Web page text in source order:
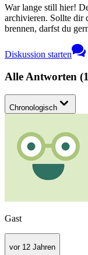
War lange still hier!
archivieren. Sollte dir
brennen, darfst du
Diskussion starten
Alle Antworten (1
Chronologisch
Gast
vor 12 Jahren